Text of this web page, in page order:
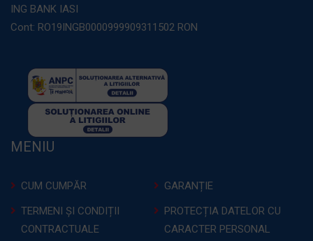
ING BANK IASI
Cont: RO19INGB0000999909311502 RON
MENIU
CUM CUMPĂR
GARANȚIE
TERMENI ȘI CONDIȚII
CONTRACTUALE
PROTECȚIA DATELOR CU
CARACTER PERSONAL